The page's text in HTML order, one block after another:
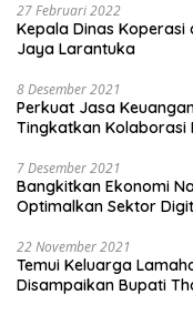
27 Februari 2022
Kepala Dinas Koperasi
Jaya Larantuka
8 Desember 2021
Perkuat Jasa
Tingkatkan Kolaborasi
7 Desember 2021
Bangkitkan Ekonomi
Optimalkan Sektor
22 November 2021
Temui Keluarga
Disampaikan Bupati